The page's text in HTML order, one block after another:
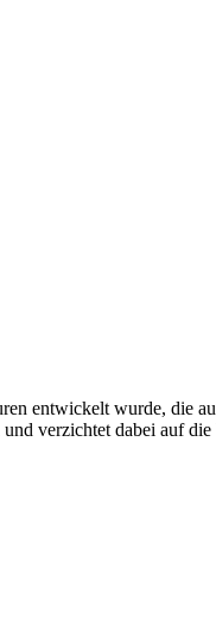
entwickelt wurde, die
verzichtet dabei auf die